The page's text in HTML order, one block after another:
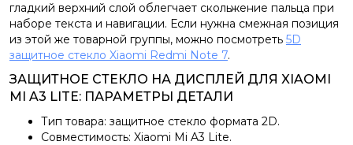
гладкий верхний слой облегчает скольжение пальца при
наборе текста и навигации. Если нужна смежная позиция
из этой же товарной группы, можно посмотреть 5D
защитное стекло Xiaomi Redmi Note 7.
ЗАЩИТНОЕ СТЕКЛО НА ДИСПЛЕЙ ДЛЯ XIAOMI
MI A3 LITE: ПАРАМЕТРЫ ДЕТАЛИ
Тип товара: защитное стекло формата 2D.
Совместимость: Xiaomi Mi A3 Lite.